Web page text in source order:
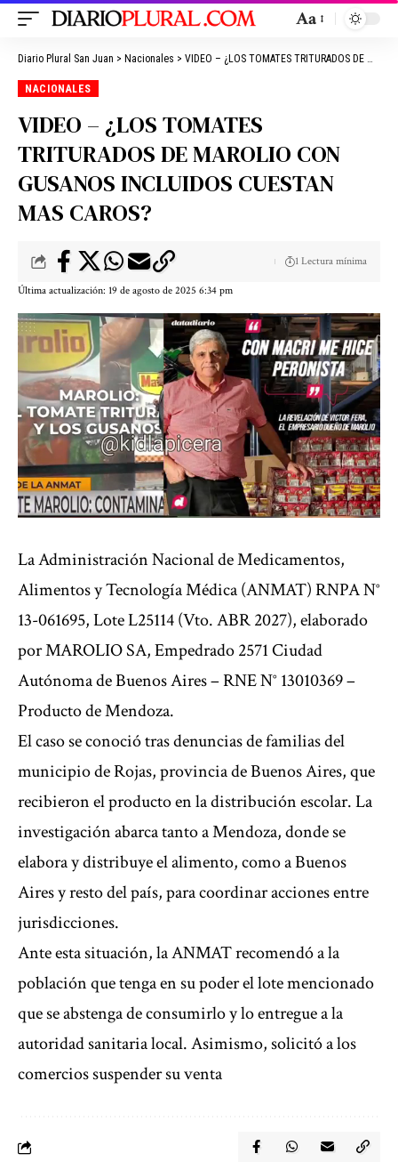
Aa
Diario Plural San Juan > Nacionales > VIDEO – ¿LOS TOMATES TRITURADOS DE MAROLIO CON GUSANOS INCLUIDOS CUESTAN MAS CAROS?
NACIONALES
VIDEO – ¿LOS TOMATES
TRITURADOS DE MAROLIO CON
GUSANOS INCLUIDOS CUESTAN
MAS CAROS?
Última actualización: 19 de agosto de 2025 6:34 pm
1 Lectura mínima
La Administración Nacional de Medicamentos,
Alimentos y Tecnología Médica (ANMAT) RNPA N°
13-061695, Lote L25114 (Vto. ABR 2027), elaborado
por MAROLIO SA, Empedrado 2571 Ciudad
Autónoma de Buenos Aires – RNE N° 13010369 –
Producto de Mendoza.
El caso se conoció tras denuncias de familias del
municipio de Rojas, provincia de Buenos Aires, que
recibieron el producto en la distribución escolar. La
investigación abarca tanto a Mendoza, donde se
elabora y distribuye el alimento, como a Buenos
Aires y resto del país, para coordinar acciones entre
jurisdicciones.
Ante esta situación, la ANMAT recomendó a la
población que tenga en su poder el lote mencionado
que se abstenga de consumirlo y lo entregue a la
autoridad sanitaria local. Asimismo, solicitó a los
comercios suspender su venta